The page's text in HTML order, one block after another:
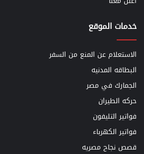
خدمات الموقع
الاستعلام عن المنع من السفر
البطاقه المدنيه
الجمارك في مصر
حركه الطيران
فواتير التليفون
فواتير الكهرباء
قصص نجاح مصريه